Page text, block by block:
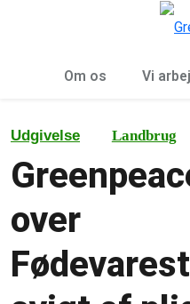
Om os Vi
Udgivelse Landbrug
over